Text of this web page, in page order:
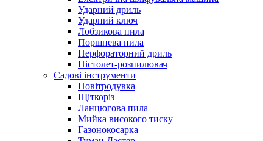
Ударний дриль
Ударний ключ
Лобзикова пила
Поршнева пила
Перфораторний дриль
Пістолет-розпилювач
Садові інструменти
Повітродувка
Щіткоріз
Ланцюгова пила
Мийка високого тиску
Газонокосарка